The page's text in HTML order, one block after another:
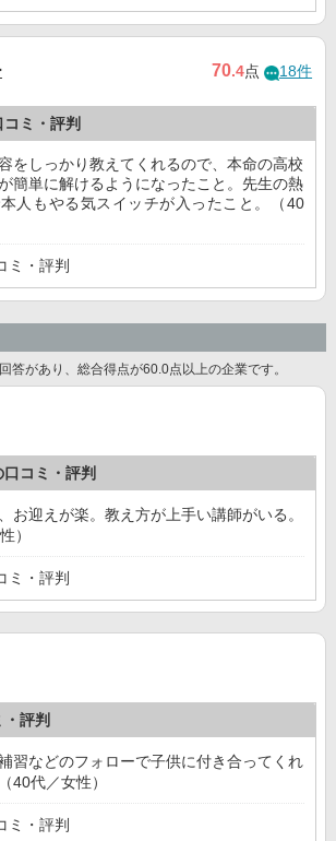
70.4点 18件
ミ・評判
をしっかり教えてくれるので、本命の高校
簡単に解けるようになったこと。先生の熱
人もやる気スイッチが入ったこと。（40
ミ・評判
答があり、総合得点が60.0点以上の企業です。
コミ・評判
お迎えが楽。教え方が上手い講師がいる。
）
ミ・評判
評判
習などのフォローで子供に付き合ってくれ
40代／女性）
ミ・評判